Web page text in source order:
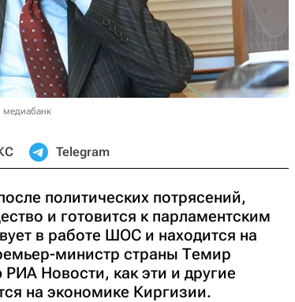
медиабанк
Telegram
политических потрясений,
и готовится к парламентским
в работе ШОС и находится на
министр страны Темир
Новости, как эти и другие
на экономике Киргизии.